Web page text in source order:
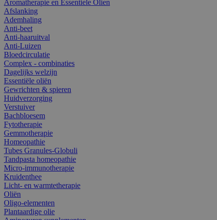
Aromatherapie en Essentiele Olien
Afslanking
Ademhaling
Anti-beet
Anti-haaruitval
Anti-Luizen
Bloedcirculatie
Complex - combinaties
Dagelijks welzijn
Essentiële oliën
Gewrichten & spieren
Huidverzorging
Verstuiver
Bachbloesem
Fytotherapie
Gemmotherapie
Homeopathie
Tubes Granules-Globuli
Tandpasta homeopathie
Micro-immunotherapie
Kruidenthee
Licht- en warmtetherapie
Oliën
Oligo-elementen
Plantaardige olie